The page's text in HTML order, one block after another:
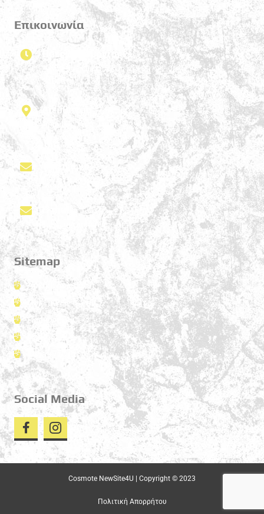
Επικοινωνία
Ώρες λειτουργίας
Δευτέρα - Παρασκευή , 17:00 - 22:00
Σάββατο , 12:30 - 14:00
Διεύθυνση
Ηρώων Σκοπευτηρίου 25
Καισαριανή 161 21
Τηλέφωνο
697 818 4313
info@urbandefence.gr
Sitemap
Αρχική σελίδα
Πολεμικές τέχνες
Προπονητές
Νέα
Επικοινωνία
Social Media
Cosmote NewSite4U | Copyright © 2023
Πολιτική Απορρήτου